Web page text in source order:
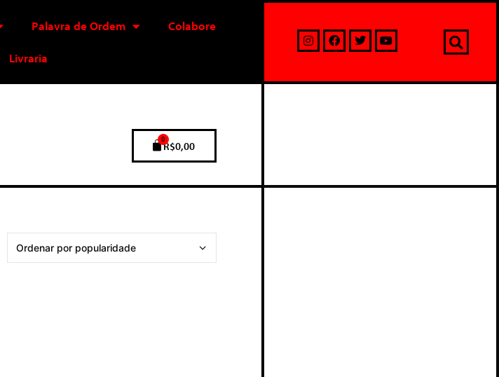
Palavra de Ordem Colabore
Livraria
R$0,00
0